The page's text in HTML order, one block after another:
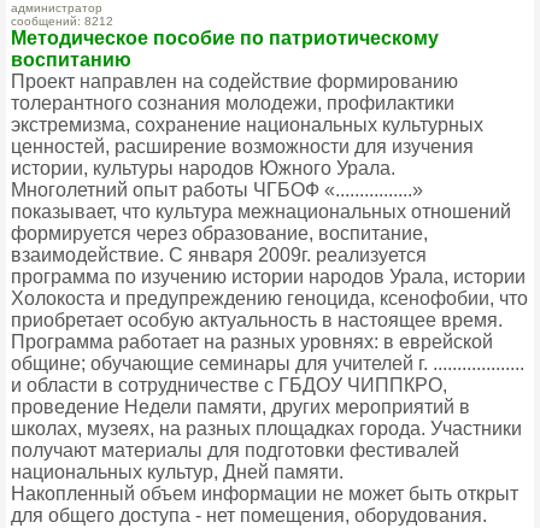
администратор
сообщений: 8212
Методическое пособие по патриотическому
воспитанию
Проект направлен на содействие формированию
толерантного сознания молодежи, профилактики
экстремизма, сохранение национальных культурных
ценностей, расширение возможности для изучения
истории, культуры народов Южного Урала.
Многолетний опыт работы ЧГБОФ «................»
показывает, что культура межнациональных отношений
формируется через образование, воспитание,
взаимодействие. С января 2009г. реализуется
программа по изучению истории народов Урала, истории
Холокоста и предупреждению геноцида, ксенофобии, что
приобретает особую актуальность в настоящее время.
Программа работает на разных уровнях: в еврейской
общине; обучающие семинары для учителей г. ...................
и области в сотрудничестве с ГБДОУ ЧИППКРО,
проведение Недели памяти, других мероприятий в
школах, музеях, на разных площадках города. Участники
получают материалы для подготовки фестивалей
национальных культур, Дней памяти.
Накопленный объем информации не может быть открыт
для общего доступа - нет помещения, оборудования.